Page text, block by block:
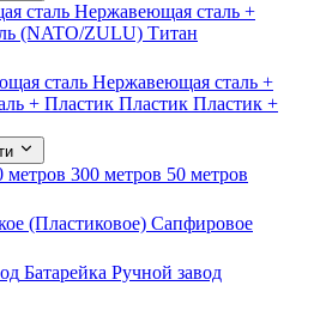
сталь Нержавеющая сталь +
(NATO/ZULU) Титан
сталь Нержавеющая сталь +
+ Пластик Пластик Пластик +
метров 300 метров 50 метров
(Пластиковое) Сапфировое
Батарейка Ручной завод